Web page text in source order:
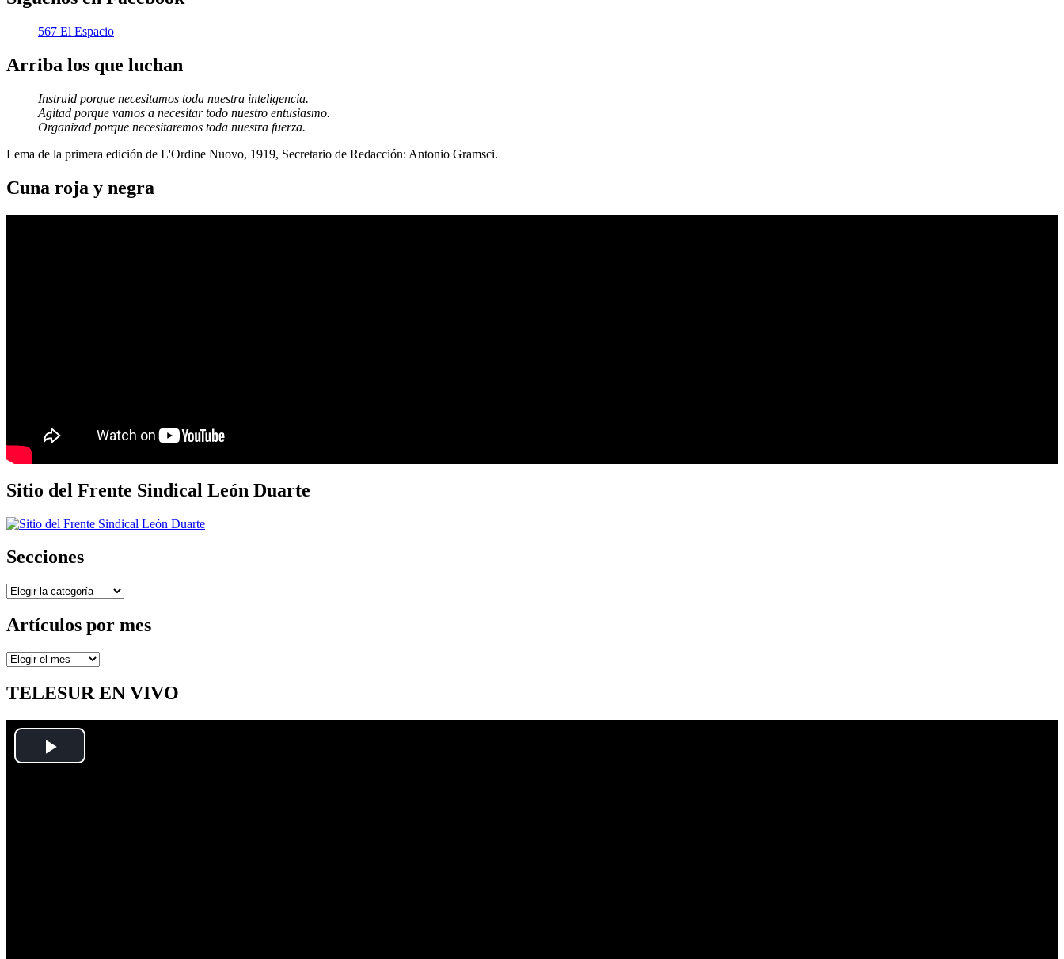
567 El Espacio
Arriba los que luchan
Instruid porque necesitamos toda nuestra inteligencia.
Agitad porque vamos a necesitar todo nuestro entusiasmo.
Organizad porque necesitaremos toda nuestra fuerza.
Lema de la primera edición de L'Ordine Nuovo, 1919, Secretario de Redacción: Antonio Gramsci.
Cuna roja y negra
Sitio del Frente Sindical León Duarte
Secciones
Secciones
Artículos por mes
Artículos
mes
TELESUR EN VIVO